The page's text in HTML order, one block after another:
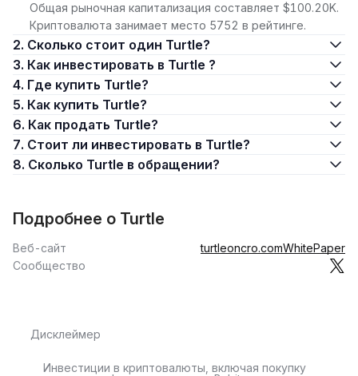
Общая рыночная капитализация составляет $100.20K.
Криптовалюта занимает место 5752 в рейтинге.
2. Сколько стоит один Turtle?
3. Как инвестировать в Turtle ?
4. Где купить Turtle?
5. Как купить Turtle?
6. Как продать Turtle?
7. Стоит ли инвестировать в Turtle?
8. Сколько Turtle в обращении?
Подробнее о Turtle
Веб-сайт turtleoncro.comWhitePaper
Сообщество
Дисклеймер
Инвестиции в криптовалюты, включая покупку